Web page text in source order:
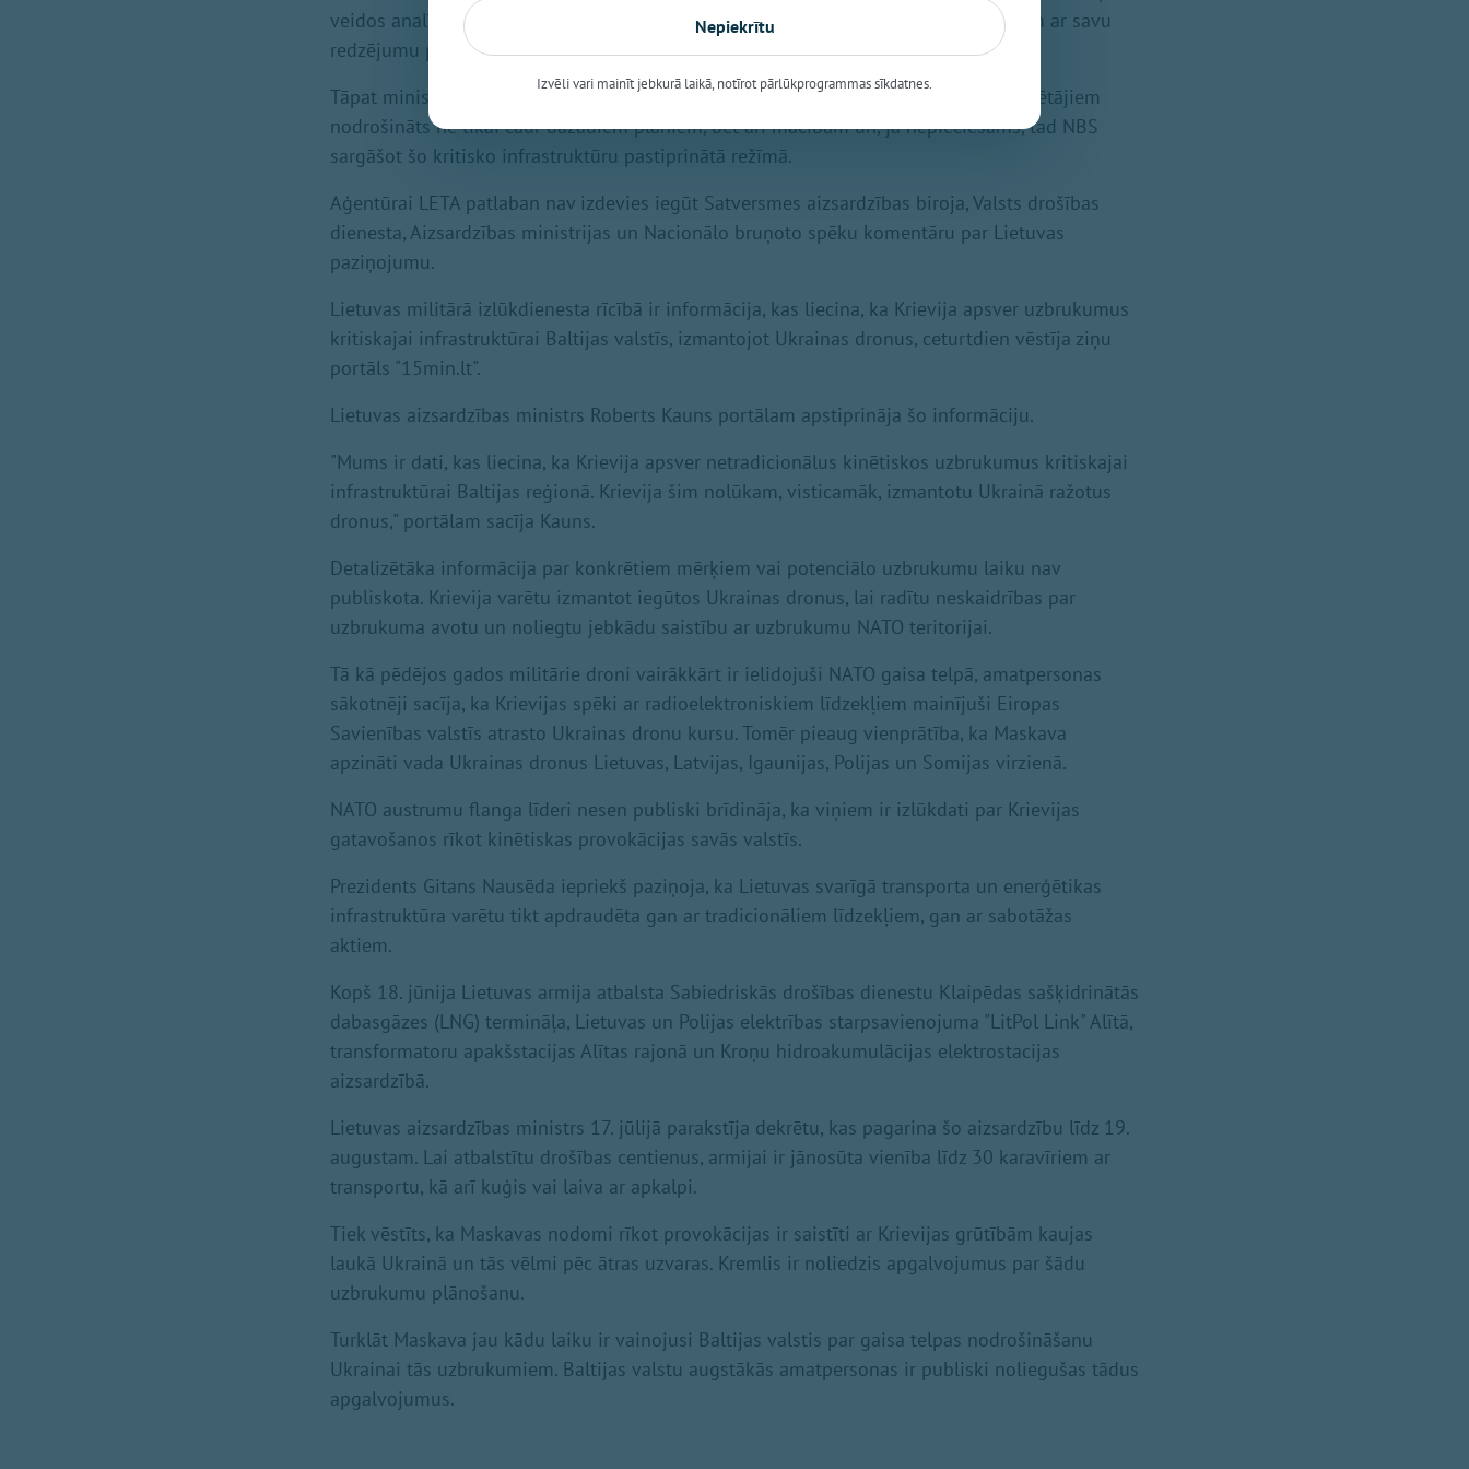
veidos analīzi un nāks klajā aizsardzības, iekšlietu ministriem un Valsts prezidentam ar savu
redzējumu par šo situāciju," piebilda Melnis.
Tāpat ministrs norādīja, ka atbalsts lidostai un citiem kritiskās infrastruktūras uzturētājiem
nodrošināts ne tikai caur dažādiem plāniem, bet arī mācībām un, ja nepieciešams, tad NBS
sargāšot šo kritisko infrastruktūru pastiprinātā režīmā.
Aģentūrai LETA patlaban nav izdevies iegūt Satversmes aizsardzības biroja, Valsts drošības
dienesta, Aizsardzības ministrijas un Nacionālo bruņoto spēku komentāru par Lietuvas
paziņojumu.
Lietuvas militārā izlūkdienesta rīcībā ir informācija, kas liecina, ka Krievija apsver uzbrukumus
kritiskajai infrastruktūrai Baltijas valstīs, izmantojot Ukrainas dronus, ceturtdien vēstīja ziņu
portāls "15min.lt".
Lietuvas aizsardzības ministrs Roberts Kauns portālam apstiprināja šo informāciju.
"Mums ir dati, kas liecina, ka Krievija apsver netradicionālus kinētiskos uzbrukumus kritiskajai
infrastruktūrai Baltijas reģionā. Krievija šim nolūkam, visticamāk, izmantotu Ukrainā ražotus
dronus," portālam sacīja Kauns.
Detalizētāka informācija par konkrētiem mērķiem vai potenciālo uzbrukumu laiku nav
publiskota. Krievija varētu izmantot iegūtos Ukrainas dronus, lai radītu neskaidrības par
uzbrukuma avotu un noliegtu jebkādu saistību ar uzbrukumu NATO teritorijai.
Tā kā pēdējos gados militārie droni vairākkārt ir ielidojuši NATO gaisa telpā, amatpersonas
sākotnēji sacīja, ka Krievijas spēki ar radioelektroniskiem līdzekļiem mainījuši Eiropas
Savienības valstīs atrasto Ukrainas dronu kursu. Tomēr pieaug vienprātība, ka Maskava
apzināti vada Ukrainas dronus Lietuvas, Latvijas, Igaunijas, Polijas un Somijas virzienā.
NATO austrumu flanga līderi nesen publiski brīdināja, ka viņiem ir izlūkdati par Krievijas
gatavošanos rīkot kinētiskas provokācijas savās valstīs.
Prezidents Gitans Nausēda iepriekš paziņoja, ka Lietuvas svarīgā transporta un enerģētikas
infrastruktūra varētu tikt apdraudēta gan ar tradicionāliem līdzekļiem, gan ar sabotāžas
aktiem.
Kopš 18. jūnija Lietuvas armija atbalsta Sabiedriskās drošības dienestu Klaipēdas sašķidrinātās
dabasgāzes (LNG) termināļa, Lietuvas un Polijas elektrības starpsavienojuma "LitPol Link" Alītā,
transformatoru apakšstacijas Alītas rajonā un Kroņu hidroakumulācijas elektrostacijas
aizsardzībā.
Lietuvas aizsardzības ministrs 17. jūlijā parakstīja dekrētu, kas pagarina šo aizsardzību līdz 19.
augustam. Lai atbalstītu drošības centienus, armijai ir jānosūta vienība līdz 30 karavīriem ar
transportu, kā arī kuģis vai laiva ar apkalpi.
Tiek vēstīts, ka Maskavas nodomi rīkot provokācijas ir saistīti ar Krievijas grūtībām kaujas
laukā Ukrainā un tās vēlmi pēc ātras uzvaras. Kremlis ir noliedzis apgalvojumus par šādu
uzbrukumu plānošanu.
Turklāt Maskava jau kādu laiku ir vainojusi Baltijas valstis par gaisa telpas nodrošināšanu
Ukrainai tās uzbrukumiem. Baltijas valstu augstākās amatpersonas ir publiski noliegušas tādus
apgalvojumus.
Nepiekrītu
Izvēli vari mainīt jebkurā laikā, notīrot pārlūkprogrammas sīkdatnes.